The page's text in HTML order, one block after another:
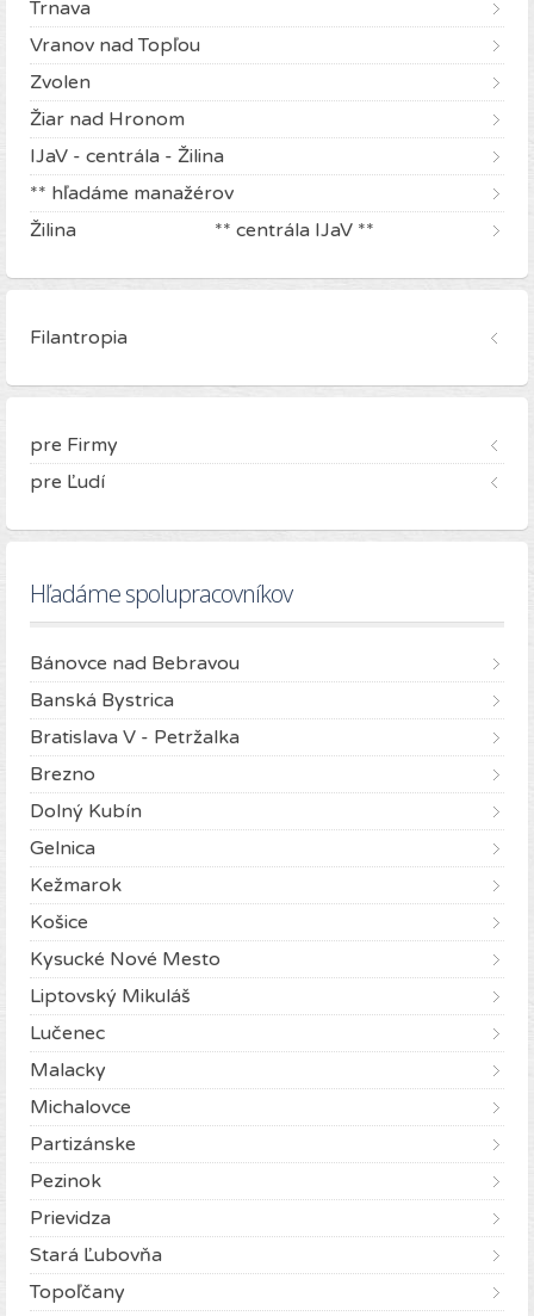
Trnava
Vranov nad Topľou
Zvolen
Žiar nad Hronom
IJaV - centrála - Žilina
** hľadáme manažérov
Žilina ** centrála IJaV **
Filantropia
pre Firmy
pre Ľudí
Hľadáme spolupracovníkov
Bánovce nad Bebravou
Banská Bystrica
Bratislava V - Petržalka
Brezno
Dolný Kubín
Gelnica
Kežmarok
Košice
Kysucké Nové Mesto
Liptovský Mikuláš
Lučenec
Malacky
Michalovce
Partizánske
Pezinok
Prievidza
Stará Ľubovňa
Topoľčany